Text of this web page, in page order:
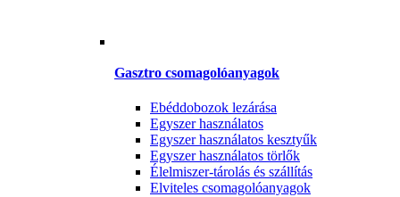
Gasztro csomagolóanyagok
Ebéddobozok lezárása
Egyszer használatos
Egyszer használatos kesztyűk
Egyszer használatos törlők
Élelmiszer-tárolás és szállítás
Elviteles csomagolóanyagok